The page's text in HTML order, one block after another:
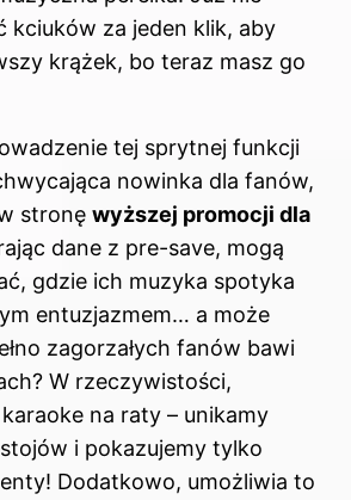
kciuków za jeden klik, aby
krążek, bo teraz masz go
tej sprytnej funkcji
nowinka dla fanów,
stronę wyższej promocji dla
dane z pre-save, mogą
gdzie ich muzyka spotyka
entuzjazmem… a może
zagorzałych fanów bawi
W rzeczywistości,
na raty – unikamy
i pokazujemy tylko
Dodatkowo, umożliwia to